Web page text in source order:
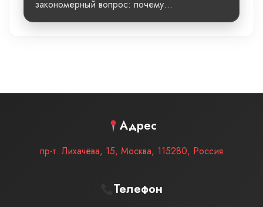
закономерный вопрос: почему...
Адрес
пр-т. Лихачёва, 15, Москва, 115280, Россия
Телефон